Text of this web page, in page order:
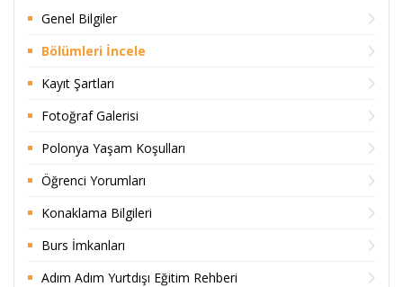
Genel Bilgiler
Bölümleri İncele
Kayıt Şartları
Fotoğraf Galerisi
Polonya Yaşam Koşulları
Öğrenci Yorumları
Konaklama Bilgileri
Burs İmkanları
Adım Adım Yurtdışı Eğitim Rehberi